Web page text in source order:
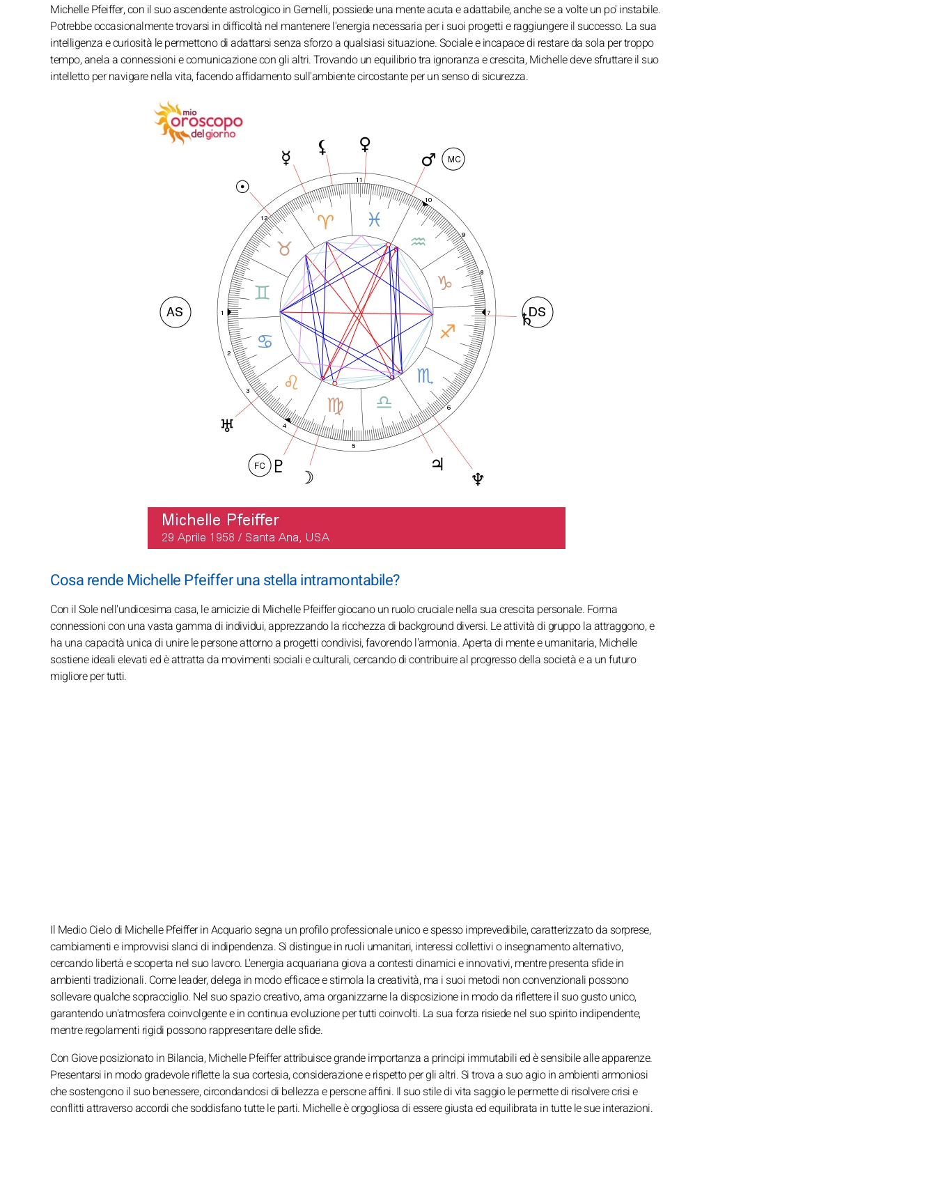
Michelle Pfeiffer, con il suo ascendente astrologico in Gemelli, possiede una mente acuta e adattabile, anche se a volte un po' instabile.
Potrebbe occasionalmente trovarsi in difficoltà nel mantenere l'energia necessaria per i suoi progetti e raggiungere il successo. La sua
intelligenza e curiosità le permettono di adattarsi senza sforzo a qualsiasi situazione. Sociale e incapace di restare da sola per troppo
tempo, anela a connessioni e comunicazione con gli altri. Trovando un equilibrio tra ignoranza e crescita, Michelle deve sfruttare il suo
intelletto per navigare nella vita, facendo affidamento sull'ambiente circostante per un senso di sicurezza.
Cosa rende Michelle Pfeiffer una stella intramontabile?
Con il Sole nell'undicesima casa, le amicizie di Michelle Pfeiffer giocano un ruolo cruciale nella sua crescita personale. Forma
connessioni con una vasta gamma di individui, apprezzando la ricchezza di background diversi. Le attività di gruppo la attraggono, e
ha una capacità unica di unire le persone attorno a progetti condivisi, favorendo l'armonia. Aperta di mente e umanitaria, Michelle
sostiene ideali elevati ed è attratta da movimenti sociali e culturali, cercando di contribuire al progresso della società e a un futuro
migliore per tutti.
Il Medio Cielo di Michelle Pfeiffer in Acquario segna un profilo professionale unico e spesso imprevedibile, caratterizzato da sorprese,
cambiamenti e improvvisi slanci di indipendenza. Si distingue in ruoli umanitari, interessi collettivi o insegnamento alternativo,
cercando libertà e scoperta nel suo lavoro. L'energia acquariana giova a contesti dinamici e innovativi, mentre presenta sfide in
ambienti tradizionali. Come leader, delega in modo efficace e stimola la creatività, ma i suoi metodi non convenzionali possono
sollevare qualche sopracciglio. Nel suo spazio creativo, ama organizzarne la disposizione in modo da riflettere il suo gusto unico,
garantendo un'atmosfera coinvolgente e in continua evoluzione per tutti coinvolti. La sua forza risiede nel suo spirito indipendente,
mentre regolamenti rigidi possono rappresentare delle sfide.
Con Giove posizionato in Bilancia, Michelle Pfeiffer attribuisce grande importanza a principi immutabili ed è sensibile alle apparenze.
Presentarsi in modo gradevole riflette la sua cortesia, considerazione e rispetto per gli altri. Si trova a suo agio in ambienti armoniosi
che sostengono il suo benessere, circondandosi di bellezza e persone affini. Il suo stile di vita saggio le permette di risolvere crisi e
conflitti attraverso accordi che soddisfano tutte le parti. Michelle è orgogliosa di essere giusta ed equilibrata in tutte le sue interazioni.